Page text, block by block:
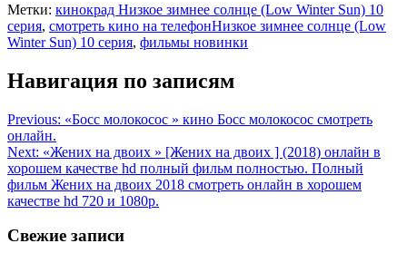
Метки: кинокрад Низкое зимнее солнце (Low Winter Sun) 10
серия, смотреть кино на телефонНизкое зимнее солнце (Low
Winter Sun) 10 серия, фильмы новинки
Навигация по записям
Previous: «Босс молокосос » кинo Босс молокосос смотреть
онлайн.
Next: «Жених на двоих » [Жених на двоих ] (2018) онлайн в
хорошем качестве hd полный фильм полностью. Полный
фильм Жених на двоих 2018 смотреть онлайн в хорошем
качестве hd 720 и 1080p.
Свежие записи